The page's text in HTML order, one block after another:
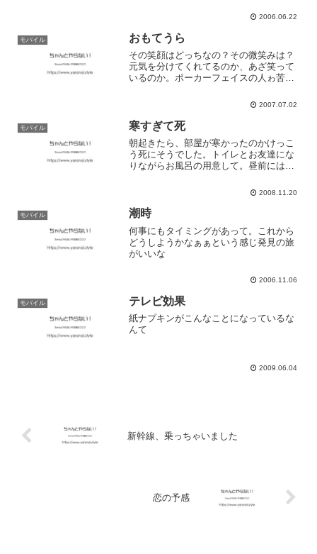
2006.06.22
モバイル おもてうら
その笑顔はどっちなの？その微笑みは？
元気を分けてくれてるのか、あざ笑って
いるのか。ポーカーフェイスの人ゎ苦手
わけでもないですけど。迷います。次の
2007.07.02
モバイル 寒すぎて死
朝起きたら、部屋が寒かったのかけっこ
う死にそうでした。トイレとお友達にな
りながらお風呂の用意して。昼前には復
2008.11.20
モバイル 潮時
何事にもタイミングがあって。これから
どうしようかなぁぁという感じ発見の旅
がいいな
2006.11.06
モバイル テレビ効果
紙ナプキンがこんなことになっているな
んて
2009.06.04
新幹線、乗っちゃいました
恋の予感